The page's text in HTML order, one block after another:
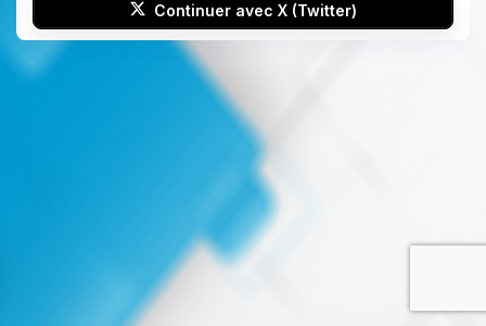
Continuer avec X (Twitter)